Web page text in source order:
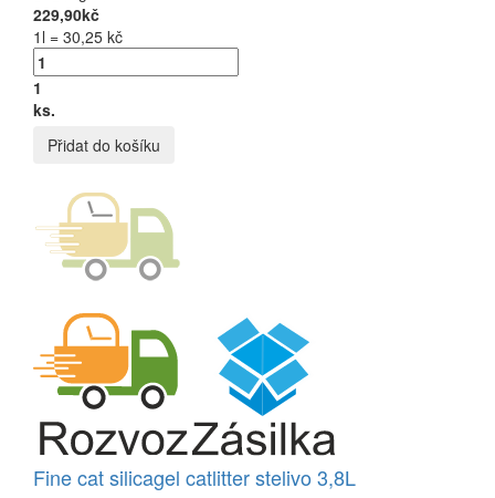
229,90kč
1l = 30,25 kč
1
ks.
Přidat do košíku
Fine cat silicagel catlitter stelivo 3,8L